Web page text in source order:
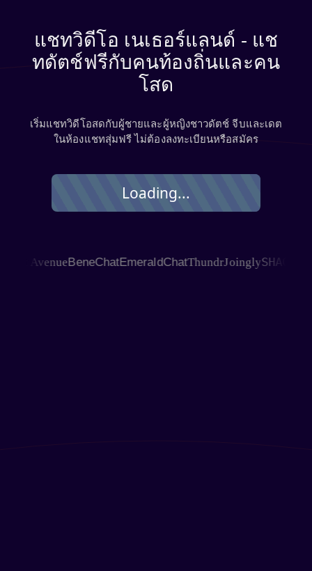
แชทวิดีโอ เนเธอร์แลนด์ - แช
ทดัตช์ฟรีกับคนท้องถิ่นและคน
โสด
เริ่มแชทวิดีโอสดกับผู้ชายและผู้หญิงชาวดัตช์ จีบและเดต
ในห้องแชทสุ่มฟรี ไม่ต้องลงทะเบียนหรือสมัคร
Loading...
AvenueBeneChatEmeraldChatThundrJoinglySHAGLE